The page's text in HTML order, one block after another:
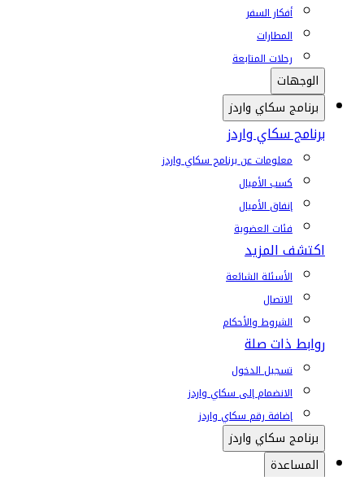
أفكار السفر
المطارات
رحلات المتابعة
الوجهات
برنامج سكاي واردز
برنامج سكاي واردز
معلومات عن برنامج سكاي واردز
كسب الأميال
إنفاق الأميال
فئات العضوية
اكتشف المزيد
الأسئلة الشائعة
الاتصال
الشروط والأحكام
روابط ذات صلة
تسجيل الدخول
الانضمام إلى سكاي واردز
إضافة رقم سكاي واردز
برنامج سكاي واردز
المساعدة